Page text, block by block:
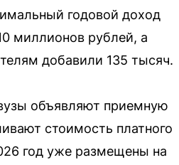
годовой доход
миллионов рублей, а
добавили 135 тысяч.
объявляют приемную
стоимость платного
год уже размещены на